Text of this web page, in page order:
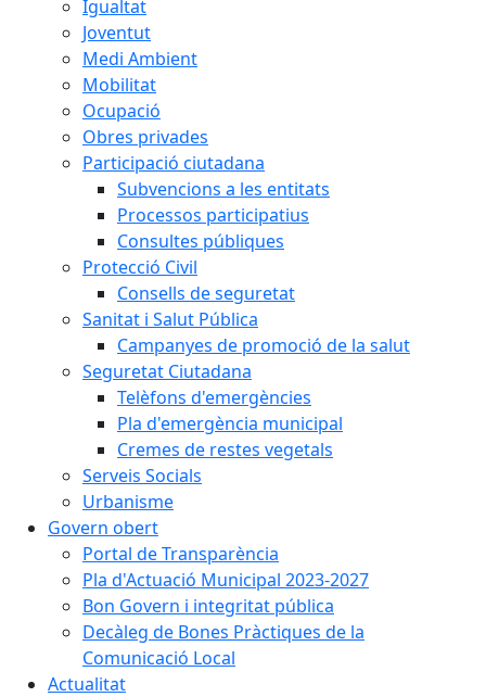
Igualtat
Joventut
Medi Ambient
Mobilitat
Ocupació
Obres privades
Participació ciutadana
Subvencions a les entitats
Processos participatius
Consultes públiques
Protecció Civil
Consells de seguretat
Sanitat i Salut Pública
Campanyes de promoció de la salut
Seguretat Ciutadana
Telèfons d'emergències
Pla d'emergència municipal
Cremes de restes vegetals
Serveis Socials
Urbanisme
Govern obert
Portal de Transparència
Pla d'Actuació Municipal 2023-2027
Bon Govern i integritat pública
Decàleg de Bones Pràctiques de la
Comunicació Local
Actualitat